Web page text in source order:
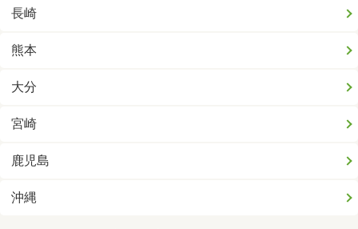
長崎
熊本
大分
宮崎
鹿児島
沖縄